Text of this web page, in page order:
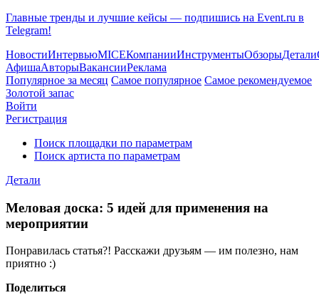
Главные тренды и лучшие кейсы — подпишись на Event.ru в
Telegram!
НовостиИнтервьюMICEКомпанииИнструментыОбзорыДетали
АфишаАвторыВакансииРеклама
Популярное за месяц Самое популярное Самое рекомендуемое
Золотой запас
Войти
Регистрация
Поиск площадки по параметрам
Поиск артиста по параметрам
Детали
Меловая доска: 5 идей для применения на
мероприятии
Понравилась статья?! Расскажи друзьям — им полезно, нам
приятно :)
Поделиться